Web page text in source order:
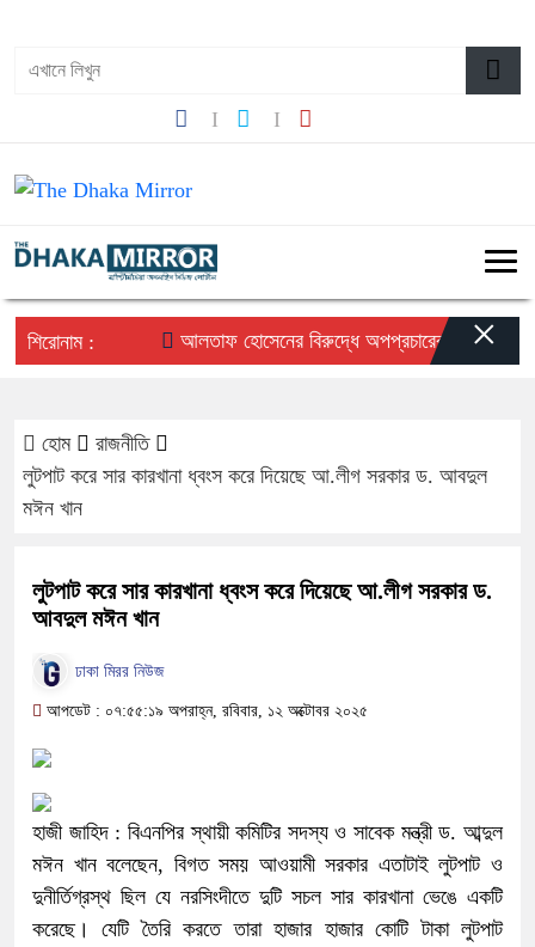
শিরোনাম : আলতাফ হোসেনের বিরুদ্ধে অপপ্রচারের প্রতিবাদে×
হোম
রাজনীতি
লুটপাট করে সার কারখানা ধ্বংস করে দিয়েছে আ.লীগ সরকার ড. আবদুল
মঈন খান
লুটপাট করে সার কারখানা ধ্বংস করে দিয়েছে আ.লীগ সরকার ড.
আবদুল মঈন খান
ঢাকা মিরর নিউজ
আপডেট : ০৭:৫৫:১৯ অপরাহ্ন, রবিবার, ১২ অক্টোবর ২০২৫
হাজী জাহিদ : বিএনপির স্থায়ী কমিটির সদস্য ও সাবেক মন্ত্রী ড. আব্দুল
মঈন খান বলেছেন, বিগত সময় আওয়ামী সরকার এতাটাই লুটপাট ও
দুনীর্তিগ্রস্থ ছিল যে নরসিংদীতে দুটি সচল সার কারখানা ভেঙে একটি
করেছে। যেটি তৈরি করতে তারা হাজার হাজার কোটি টাকা লুটপাট